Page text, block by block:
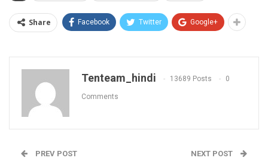
Share Facebook Twitter Google+
Tenteam_hindi 13689 Posts 0
Comments
PREV POST NEXT POST